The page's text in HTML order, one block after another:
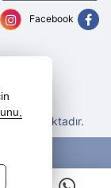
korunmaktadır.
Facebook